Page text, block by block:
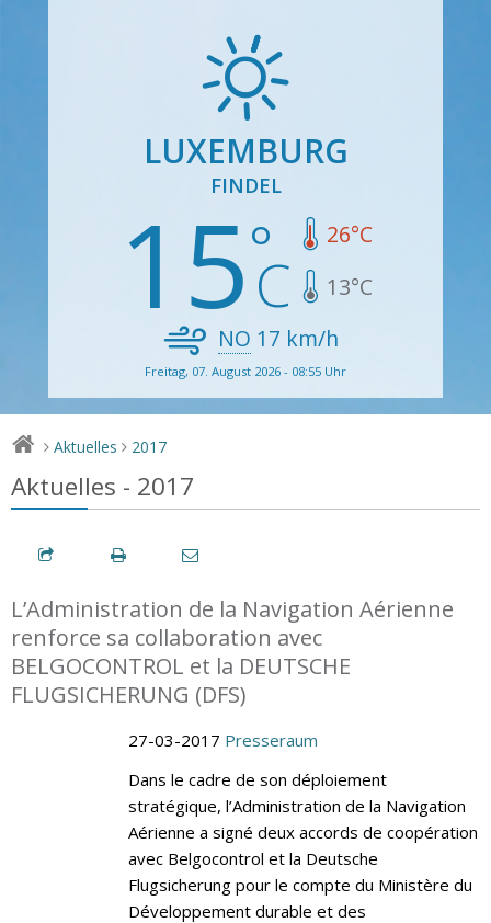
LUXEMBURG
FINDEL
15 26°C
13°C
NO 17 km/h
Freitag, 07. August 2026 - 08:55 Uhr
> Aktuelles > 2017
Aktuelles - 2017
L’Administration de la Navigation Aérienne
renforce sa collaboration avec
BELGOCONTROL et la DEUTSCHE
FLUGSICHERUNG (DFS)
27-03-2017 Presseraum
Dans le cadre de son déploiement
stratégique, l’Administration de la Navigation
Aérienne a signé deux accords de coopération
avec Belgocontrol et la Deutsche
Flugsicherung pour le compte du Ministère du
Développement durable et des